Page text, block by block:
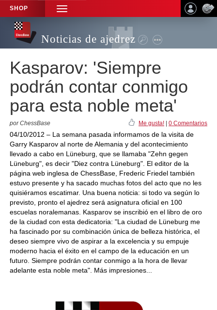
SHOP
TOGGLE
NAVIGATION
Noticias de ajedrez
Kasparov: 'Siempre
podrán contar conmigo
para esta noble meta'
por ChessBase Me gusta! 0 Comentarios
04/10/2012 – La semana pasada informamos de la visita de
Garry Kasparov al norte de Alemania y del acontecimiento
llevado a cabo en Lüneburg, que se llamaba "Zehn gegen
Lüneburg", es decir "Diez contra Lüneburg". El editor de la
página web inglesa de ChessBase, Frederic Friedel también
estuvo presente y ha sacado muchas fotos del acto que no les
quisiéramos escatimar. Una buena noticia: si todo va según lo
previsto, pronto el ajedrez será asignatura oficial en 100
escuelas noralemanas. Kasparov se inscribió en el libro de oro
de la ciudad con esta dedicatoria: "La ciudad de Lüneburg me
ha fascinado por su combinación única de belleza histórica, el
deseo siempre vivo de aspirar a la excelencia y su empuje
moderno hacia el éxito en el campo de la educación en un
futuro. Siempre podrán contar conmigo a la hora de llevar
adelante esta noble meta". Más impresiones...